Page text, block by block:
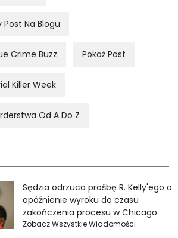
Post Na Blogu
Crime Buzz Pokaż Post
Killer Week
Od A Do Z
Sędzia odrzuca prośbę R. Kelly'ego o
opóźnienie wyroku do czasu
zakończenia procesu w Chicago
Zobacz Wszystkie Wiadomości